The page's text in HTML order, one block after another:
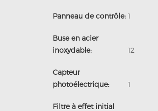
Panneau de contrôle: 1
Buse en acier
inoxydable:
12
Capteur
photoélectrique:
1
Filtre à effet initial